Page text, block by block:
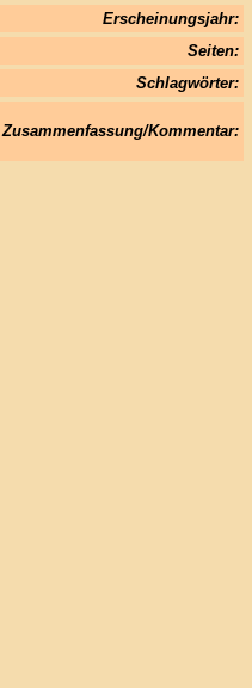
Erscheinungsjahr:
Seiten:
Schlagwörter:
Zusammenfassung/Kommentar: